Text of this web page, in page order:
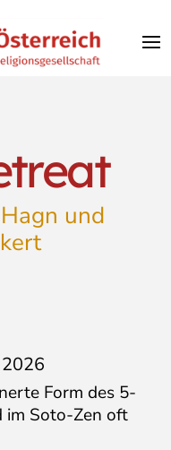
und
Form des 5-
im Soto-Zen oft